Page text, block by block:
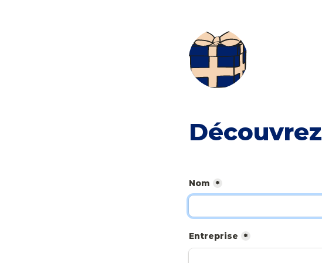
Découvrez
Nom *
Entreprise *